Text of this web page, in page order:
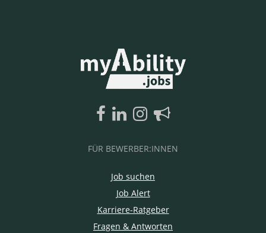
FÜR BEWERBER:INNEN
Job suchen
Job Alert
Karriere-Ratgeber
Fragen & Antworten